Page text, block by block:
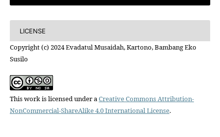
LICENSE
Copyright (c) 2024 Evadatul Musaidah, Kartono, Bambang Eko
Susilo
This work is licensed under a Creative Commons Attribution-
NonCommercial-ShareAlike 4.0 International License.